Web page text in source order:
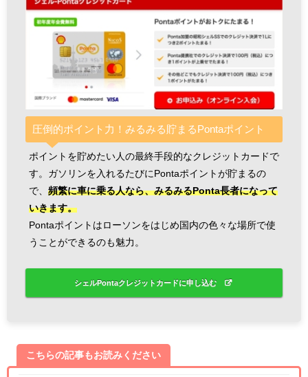
圧倒的ポイント力！みるみる貯まるPontaポイント
ポイントを貯めたい人の最終手段的なクレジットカードで
す。ガソリンを入れるたびにPontaポイントが貯まるの
で、 頻繁に車に乗る人なら、みるみるPonta長者になって
いきます。
Pontaポイントはローソンをはじめ国内の色々な場所で使
うことができるのも魅力。
シェルPontaクレジットカードに申し込む
こちらの記事もお読みください